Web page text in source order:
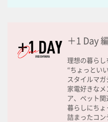
＋1 Day
理想の暮らし
“ちょっとい
スタイルマガ
家電好きな
ア、ペット
暮らしにち
詰まったコン